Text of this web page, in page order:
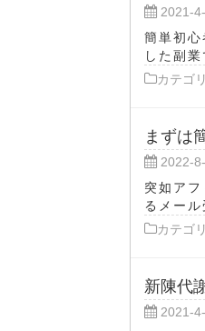
2021-
簡単初
した副
カテゴリ
まずは
2022-
突如ア
るメー
カテゴリ
新陳代
2021-